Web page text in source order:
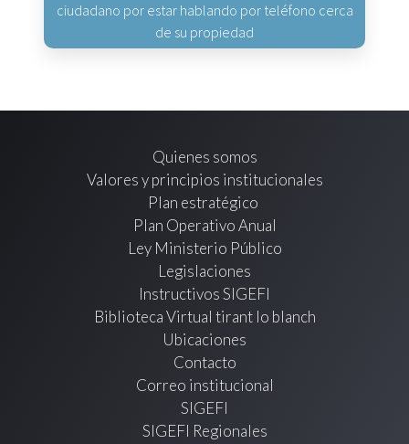
ciudadano por estar hablando por teléfono cerca
de su propiedad
Quienes somos
Valores y principios institucionales
Plan estratégico
Plan Operativo Anual
Ley Ministerio Público
Legislaciones
Instructivos SIGEFI
Biblioteca Virtual tirant lo blanch
Ubicaciones
Contacto
Correo institucional
SIGEFI
SIGEFI Regionales